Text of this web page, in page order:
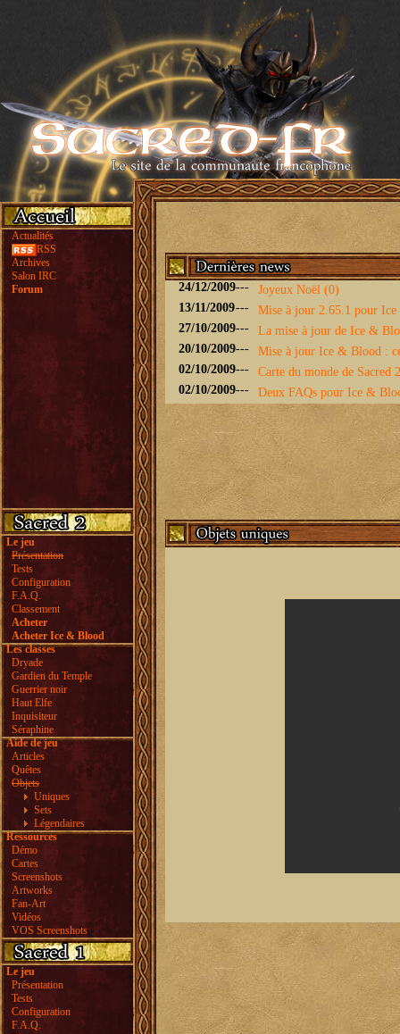
Actualités
RSS
Archives
Salon IRC
Forum
Le jeu
Présentation
Tests
Configuration
F.A.Q.
Classement
Acheter
Acheter Ice & Blood
Les classes
Dryade
Gardien du Temple
Guerrier noir
Haut Elfe
Inquisiteur
Séraphine
Aide de jeu
Articles
Quêtes
Objets
Uniques
Sets
Légendaires
Ressources
Démo
Cartes
Screenshots
Artworks
Fan-Art
Vidéos
VOS Screenshots
Le jeu
Présentation
Tests
Configuration
F.A.Q.
24/12/2009---
Joyeux Noël (0)
13/11/2009---
Mise à jour 2.65.1 pour
27/10/2009---
La mise à jour de Ice &
20/10/2009---
Mise à jour Ice & Blood :
02/10/2009---
Carte du monde de Sacred
02/10/2009--- Deux FAQs pour Ice &